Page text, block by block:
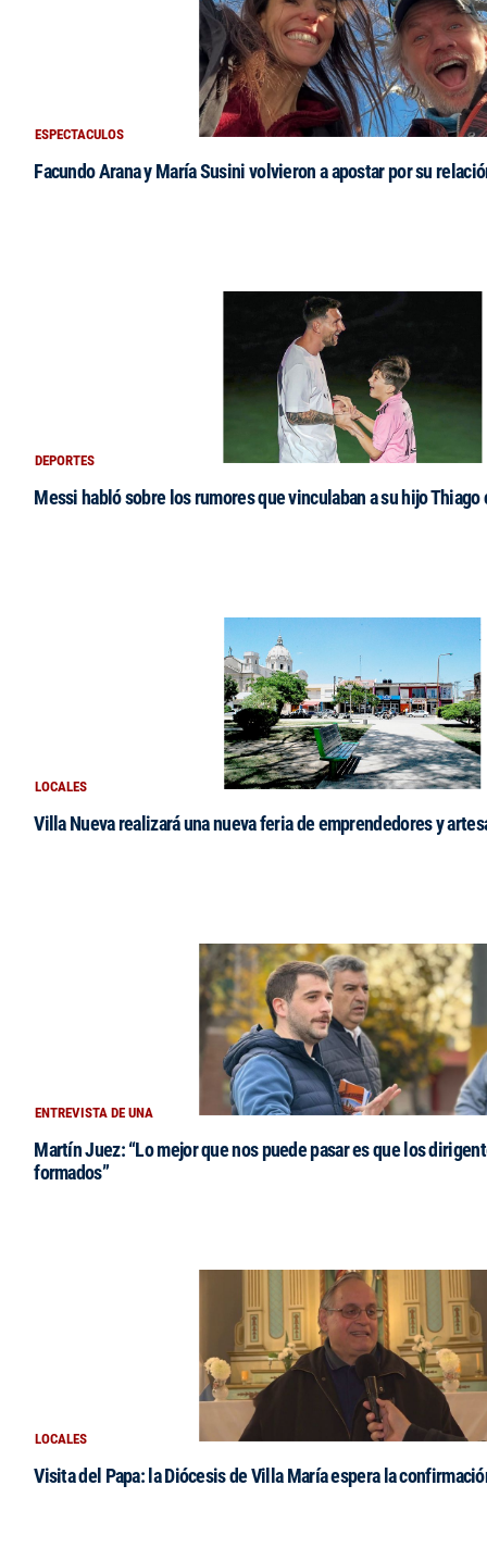
ESPECTACULOS
Facundo Arana y María Susini volvieron a apostar por su
DEPORTES
Messi habló sobre los rumores que vinculaban a su hijo Thiago
LOCALES
Villa Nueva realizará una nueva feria de emprendedores y
ENTREVISTA DE UNA
Martín Juez: “Lo mejor que nos puede pasar es que los
formados”
LOCALES
Visita del Papa: la Diócesis de Villa María espera la